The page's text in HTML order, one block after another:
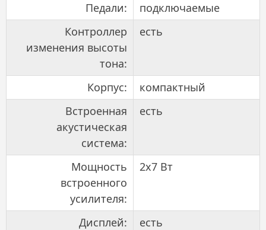
Педали:
подключаемые
Контроллер
изменения высоты
тона:
есть
Корпус:
компактный
Встроенная
акустическая
система:
есть
Мощность
встроенного
усилителя:
2x7 Вт
Дисплей:
есть